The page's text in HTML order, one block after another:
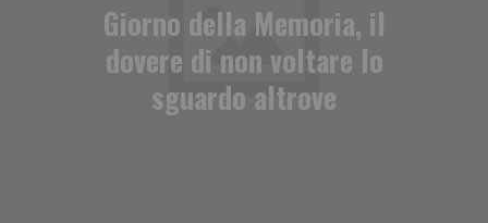
Giorno della Memoria, il
dovere di non voltare lo
sguardo altrove